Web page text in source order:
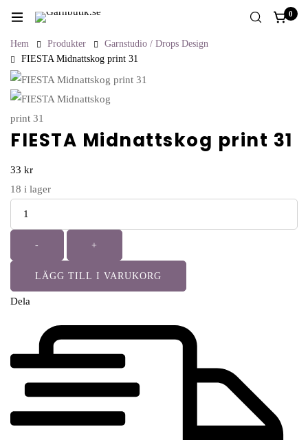
0
Hem Produkter
Garnstudio / Drops Design
FIESTA Midnattskog print 31
FIESTA Midnattskog print 31
33 kr
18 i lager
- +
LÄGG TILL I VARUKORG
Dela